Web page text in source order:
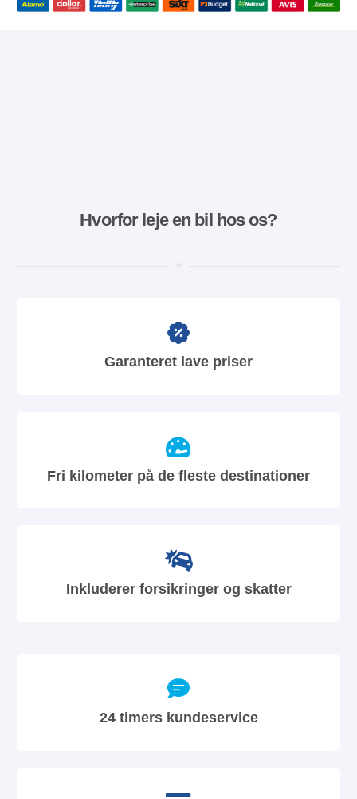
Hvorfor leje en bil hos os?
Garanteret lave priser
Fri kilometer på de fleste destinationer
Inkluderer forsikringer og skatter
24 timers kundeservice